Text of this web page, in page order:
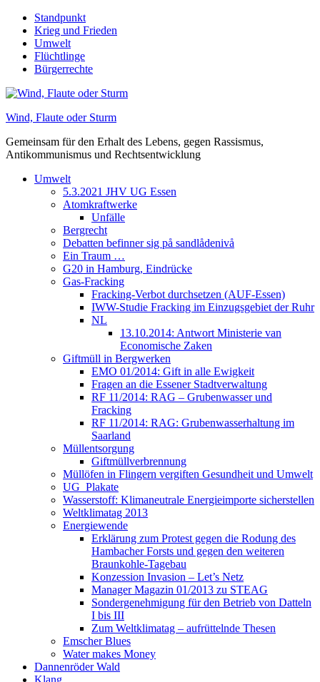
Skip
content
Standpunkt
Krieg und Frieden
Umwelt
Flüchtlinge
Bürgerrechte
Wind, Flaute oder Sturm
Gemeinsam für den Erhalt des Lebens, gegen Rassismus,
Antikommunismus und Rechtsentwicklung
Umwelt
5.3.2021 JHV UG Essen
Atomkraftwerke
Unfälle
Bergrecht
Debatten befinner sig på sandlådenivå
Ein Traum …
G20 in Hamburg, Eindrücke
Gas-Fracking
Fracking-Verbot durchsetzen (AUF-Essen)
IWW-Studie Fracking im Einzugsgebiet der Ruhr
NL
13.10.2014: Antwort Ministerie van
Economische Zaken
Giftmüll in Bergwerken
EMO 01/2014: Gift in alle Ewigkeit
Fragen an die Essener Stadtverwaltung
RF 11/2014: RAG – Grubenwasser und
Fracking
RF 11/2014: RAG: Grubenwasserhaltung im
Saarland
Müllentsorgung
Giftmüllverbrennung
Müllöfen in Flingern vergiften Gesundheit und Umwelt
UG_Plakate
Wasserstoff: Klimaneutrale Energieimporte sicherstellen
Weltklimatag 2013
Energiewende
Erklärung zum Protest gegen die Rodung des
Hambacher Forsts und gegen den weiteren
Braunkohle-Tagebau
Konzession Invasion – Let’s Netz
Manager Magazin 01/2013 zu STEAG
Sondergenehmigung für den Betrieb von Datteln
I bis III
Zum Weltklimatag – aufrüttelnde Thesen
Emscher Blues
Water makes Money
Dannenröder Wald
Klang